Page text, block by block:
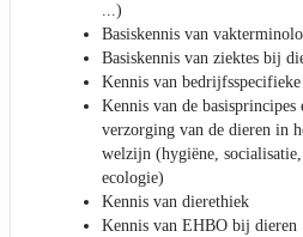
...)
Basiskennis van
Basiskennis van ziektes bij
Kennis van
Kennis van de basisprincipes
verzorging van de dieren in
welzijn (hygiëne,
ecologie)
Kennis van dierethiek
Kennis van EHBO bij dieren